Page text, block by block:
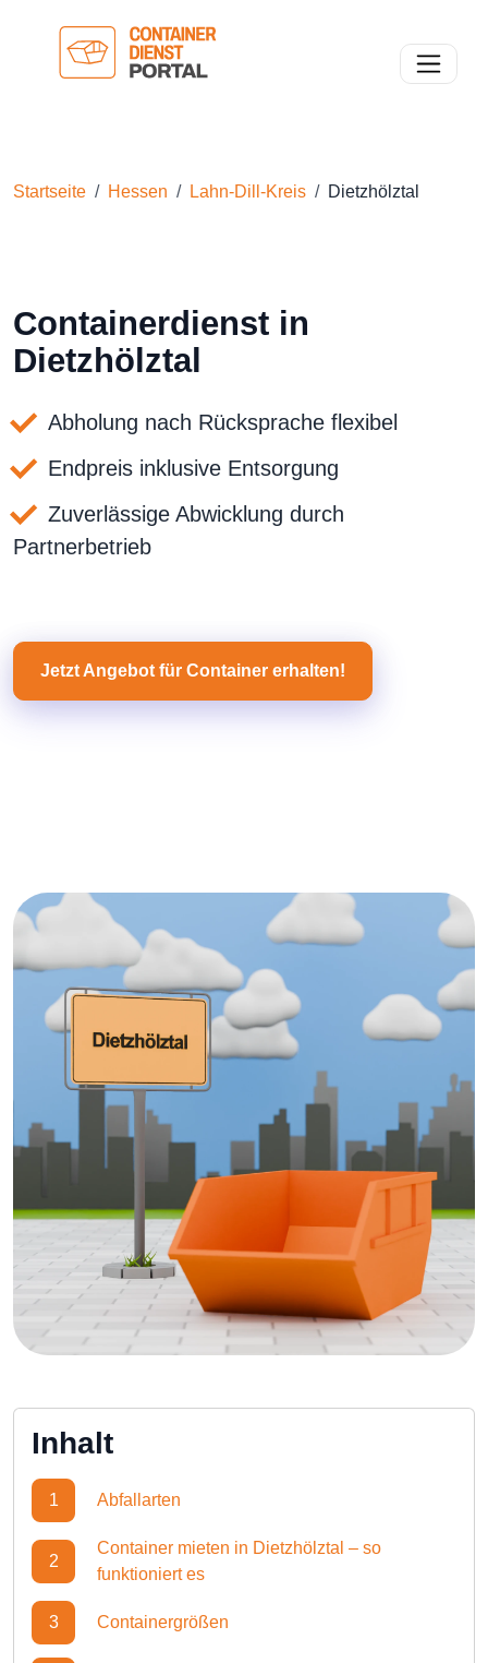
Toggle
Startseite Hessen Lahn-Dill-Kreis Dietzhölztal
Containerdienst in
Dietzhölztal
Abholung nach Rücksprache flexibel
Endpreis inklusive Entsorgung
Zuverlässige Abwicklung durch
Partnerbetrieb
Jetzt Angebot für Container erhalten!
Inhalt
1 Abfallarten
2
Container mieten in Dietzhölztal – so
funktioniert es
3 Containergrößen